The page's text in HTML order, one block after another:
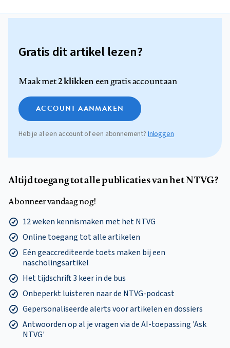
Gratis dit artikel lezen?
Maak met2 klikkeneen gratis account aan
ACCOUNT AANMAKEN
Heb je al een account of een abonnement? Inloggen
Altijd toegang tot alle publicaties van het NTVG?
Abonneer vandaag nog!
12 weken kennismaken met het NTVG
Online toegang tot alle artikelen
Eén geaccrediteerde toets maken bij een
nascholingsartikel
Het tijdschrift 3 keer in de bus
Onbeperkt luisteren naar de NTVG-podcast
Gepersonaliseerde alerts voor artikelen en dossiers
Antwoorden op al je vragen via de AI-toepassing 'Ask
NTVG'